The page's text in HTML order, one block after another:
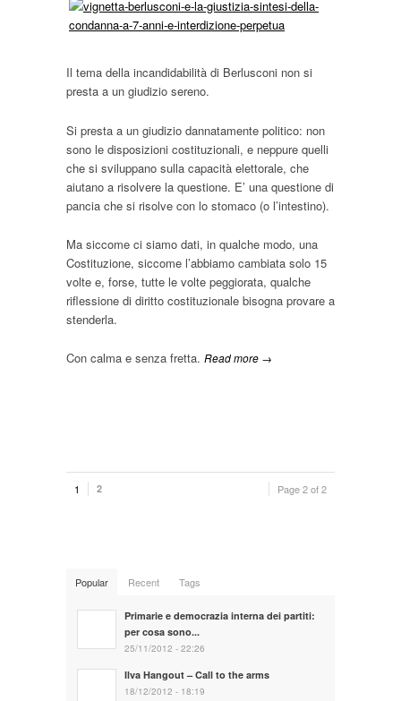
Il tema della incandidabilità di Berlusconi non si
presta a un giudizio sereno.
Si presta a un giudizio dannatamente politico: non
sono le disposizioni costituzionali, e neppure quelli
che si sviluppano sulla capacità elettorale, che
aiutano a risolvere la questione. E’ una questione di
pancia che si risolve con lo stomaco (o l’intestino).
Ma siccome ci siamo dati, in qualche modo, una
Costituzione, siccome l’abbiamo cambiata solo 15
volte e, forse, tutte le volte peggiorata, qualche
riflessione di diritto costituzionale bisogna provare a
stenderla.
Con calma e senza fretta. Read more →
Page 2 of 2
1 2
Popular Recent Tags
Primarie e democrazia interna dei partiti:
per cosa sono...
25/11/2012 - 22:26
Ilva Hangout – Call to the arms
18/12/2012 - 18:19